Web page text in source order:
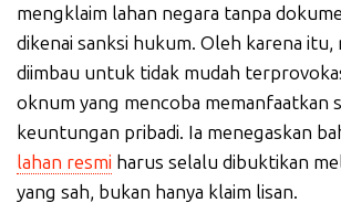
mengklaim lahan negara tanpa
dikenai sanksi hukum. Oleh karena itu,
diimbau untuk tidak mudah
oknum yang mencoba memanfaatkan
keuntungan pribadi. Ia menegaskan
lahan resmi harus selalu dibuktikan
yang sah, bukan hanya klaim lisan.